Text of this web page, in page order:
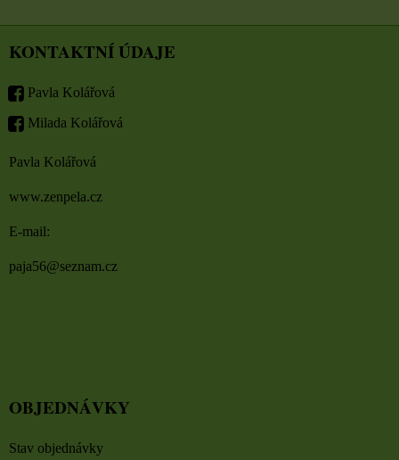
KONTAKTNÍ ÚDAJE
Pavla Kolářová
Milada Kolářová
Pavla Kolářová
www.zenpela.cz
E-mail:
paja56@seznam.cz
OBJEDNÁVKY
Stav objednávky